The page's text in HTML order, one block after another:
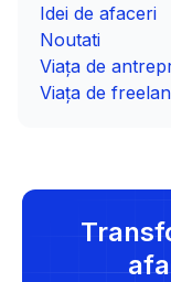
Idei de afaceri
Noutati
Viața de
Viața de